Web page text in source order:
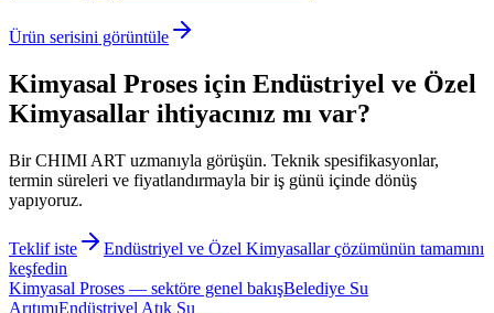
Ürün serisini görüntüle
Kimyasal Proses için Endüstriyel ve Özel
Kimyasallar ihtiyacınız mı var?
Bir CHIMI ART uzmanıyla görüşün. Teknik spesifikasyonlar,
termin süreleri ve fiyatlandırmayla bir iş günü içinde dönüş
yapıyoruz.
Teklif iste
Endüstriyel ve Özel Kimyasallar çözümünün tamamını
keşfedin
Kimyasal Proses — sektöre genel bakışBelediye Su
ArıtımıEndüstriyel Atık Su